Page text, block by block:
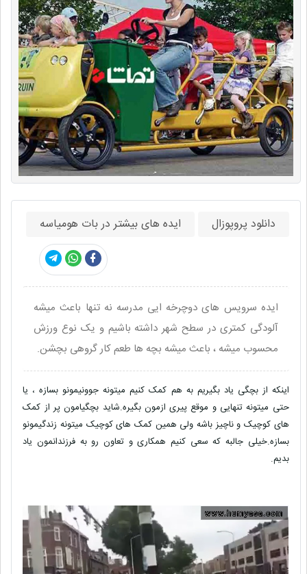
دانلود پروپوزال ایده های بیشتر در بات هومیاسه
ایده سرویس های دوچرخه ایی مدرسه نه تنها باعث میشه
آلودگی کمتری در سطح شهر داشته باشیم و یک نوع ورزش
محسوب میشه ، باعث میشه بچه ها طعم کار گروهی بچشن.
اینکه از بچگی یاد بگیریم به هم کمک کنیم میتونه جوونیمونو بسازه ، یا
حتی میتونه تنهایی و موقع پیری ازمون بگیره.شاید بچگیامون پر از کمک
های کوچیک و ناچیز باشه ولی همین کمک های کوچیک میتونه زندگیمونو
بسازه.خیلی جالبه که سعی کنیم همکاری و تعاون رو به فرزندانمون یاد
بدیم.